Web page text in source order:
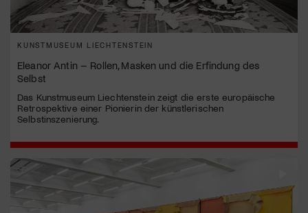
KUNSTMUSEUM LIECHTENSTEIN
Eleanor Antin – Rollen, Masken und die Erfindung des
Selbst
Das Kunstmuseum Liechtenstein zeigt die erste europäische
Retrospektive einer Pionierin der künstlerischen
Selbstinszenierung.